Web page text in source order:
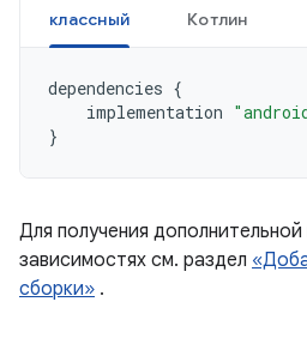
классный Котлин
dependencies {
implementation
}
Для получения
зависимостях см. раздел
сборки» .